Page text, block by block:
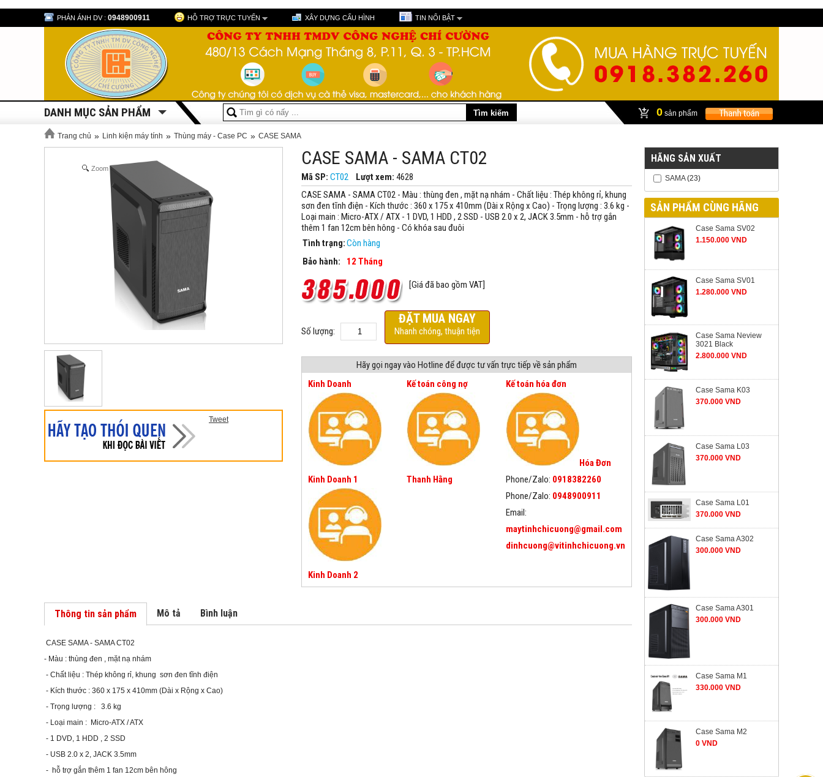
PHẢN ÁNH DV : 0948900911 HỖ TRỢ TRỰC TUYẾN XÂY DỰNG CẤU HÌNH TIN NỔI BẬT
DANH MỤC SẢN PHẨM 0 sản phẩm
Trang chủ » Linh kiện máy tính » Thùng máy - Case PC » CASE SAMA
Zoom
Tweet
CASE SAMA - SAMA CT02
Mã SP: CT02 Lượt xem: 4628
CASE SAMA - SAMA CT02 - Màu : thùng đen , mặt nạ nhám - Chất liệu : Thép không rỉ, khung
sơn đen tĩnh điện - Kích thước : 360 x 175 x 410mm (Dài x Rộng x Cao) - Trọng lượng : 3.6 kg -
Loại main : Micro-ATX / ATX - 1 DVD, 1 HDD , 2 SSD - USB 2.0 x 2, JACK 3.5mm - hỗ trợ gắn
thêm 1 fan 12cm bên hông - Có khóa sau đuôi
Tình trạng:Còn hàng
Bảo hành:
12 Tháng
[Giá đã bao gồm VAT]
Số lượng:
ĐẶT MUA NGAY
Nhanh chóng, thuận tiện
Hãy gọi ngay vào Hotline để được tư vấn trực tiếp về sản phẩm
Kinh Doanh
Kinh Doanh 1
Kinh Doanh 2
Kế toán công nợ
Thanh Hằng
Kế toán hóa đơn
Hóa Đơn
Phone/Zalo: 0918382260
Phone/Zalo: 0948900911
Email:
maytinhchicuong@gmail.com
dinhcuong@vitinhchicuong.vn
Thông tin sản phẩm Mô tả Bình luận
CASE SAMA - SAMA CT02
- Màu : thùng đen , mặt nạ nhám
- Chất liệu : Thép không rỉ, khung sơn đen tĩnh điện
- Kích thước : 360 x 175 x 410mm (Dài x Rộng x Cao)
- Trọng lượng : 3.6 kg
- Loại main : Micro-ATX / ATX
- 1 DVD, 1 HDD , 2 SSD
- USB 2.0 x 2, JACK 3.5mm
- hỗ trợ gắn thêm 1 fan 12cm bên hông
HÃNG SẢN XUẤT
SAMA (23)
SẢN PHẨM CÙNG HÃNG
Case Sama SV02
1.150.000 VND
Case Sama SV01
1.280.000 VND
Case Sama Neview
3021 Black
2.800.000 VND
Case Sama K03
370.000 VND
Case Sama L03
370.000 VND
Case Sama L01
370.000 VND
Case Sama A302
300.000 VND
Case Sama A301
300.000 VND
Case Sama M1
330.000 VND
Case Sama M2
0 VND